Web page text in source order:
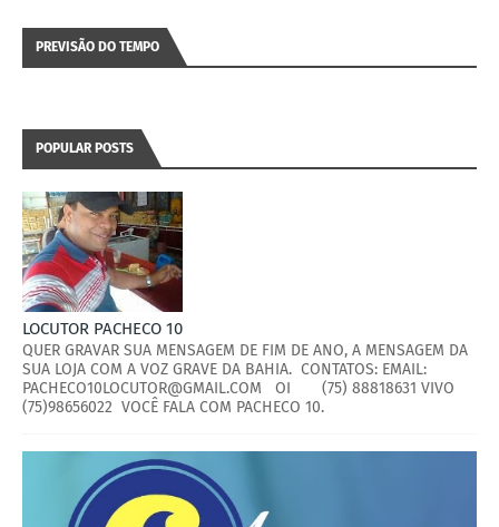
PREVISÃO DO TEMPO
POPULAR POSTS
LOCUTOR PACHECO 10
QUER GRAVAR SUA MENSAGEM DE FIM DE ANO, A MENSAGEM DA
SUA LOJA COM A VOZ GRAVE DA BAHIA. CONTATOS: EMAIL:
PACHECO10LOCUTOR@GMAIL.COM OI (75) 88818631 VIVO
(75)98656022 VOCÊ FALA COM PACHECO 10.